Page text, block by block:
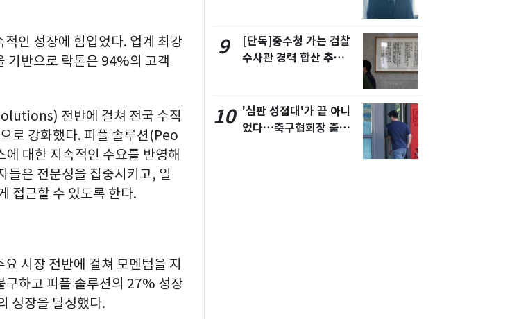
인 성장에 힘입었다. 업계 최강
기반으로 락톤은 94%의 고객
전반에 걸쳐 전국 수직
로 강화했다. 피플 솔루션(Peo
대한 지속적인 수요를 반영해
들은 전문성을 집중시키고, 일
접근할 수 있도록 한다.
시장 전반에 걸쳐 모멘텀을 지
구하고 피플 솔루션의 27% 성장
성장을 달성했다.
9
[단독]중수청 가는 검찰
수사관 경력 합산 추
10 '심판 성접대'가 끝 아니
었다…축구협회장 출장